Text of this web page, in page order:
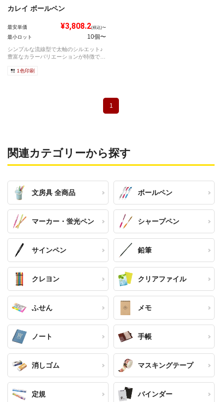
カレイ ボールペン
最安単価 ¥3,808.2(税込)〜
最小ロット 10個〜
シンプルな流線型で太軸のシルエット♪
豊富なカラーバリエーションが特徴で
1色印刷
1
関連カテゴリーから探す
文房具 全商品 ボールペン
マーカー・蛍光ペン シャープペン
サインペン 鉛筆
クレヨン クリアファイル
ふせん メモ
ノート 手帳
消しゴム マスキングテープ
定規 バインダー